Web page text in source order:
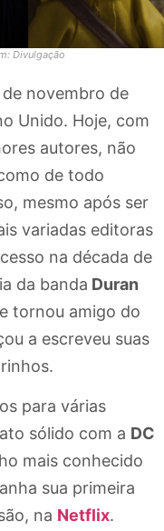
Divulgação
de novembro de
Unido. Hoje, com
autores, não
de todo
mesmo após ser
variadas editoras
na década de
da banda Duran
tornou amigo do
a escreveu suas
para várias
sólido com a DC
mais conhecido
sua primeira
na Netflix.